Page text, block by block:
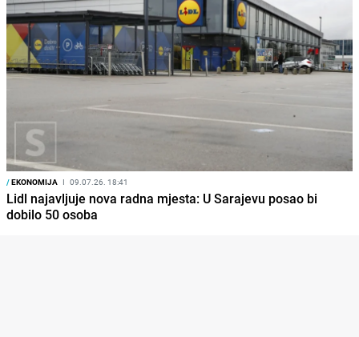
/EKONOMIJA I 09.07.26. 18:41
Lidl najavljuje nova radna mjesta: U Sarajevu posao bi
dobilo 50 osoba